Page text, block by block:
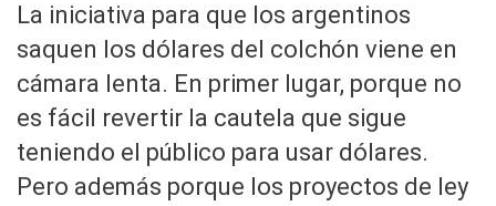
La iniciativa para que los argentinos
saquen los dólares del colchón viene en
cámara lenta. En primer lugar, porque no
es fácil revertir la cautela que sigue
teniendo el público para usar dólares.
Pero además porque los proyectos de ley